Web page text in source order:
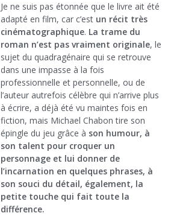
Je ne suis pas étonnée que le livre ait été
adapté en film, car c’est un récit très
cinématographique. La trame du
roman n’est pas vraiment originale, le
sujet du quadragénaire qui se retrouve
dans une impasse à la fois
professionnelle et personnelle, ou de
l’auteur autrefois célèbre qui n’arrive plus
à écrire, a déjà été vu maintes fois en
fiction, mais Michael Chabon tire son
épingle du jeu grâce à son humour, à
son talent pour croquer un
personnage et lui donner de
l’incarnation en quelques phrases, à
son souci du détail, également, la
petite touche qui fait toute la
différence.